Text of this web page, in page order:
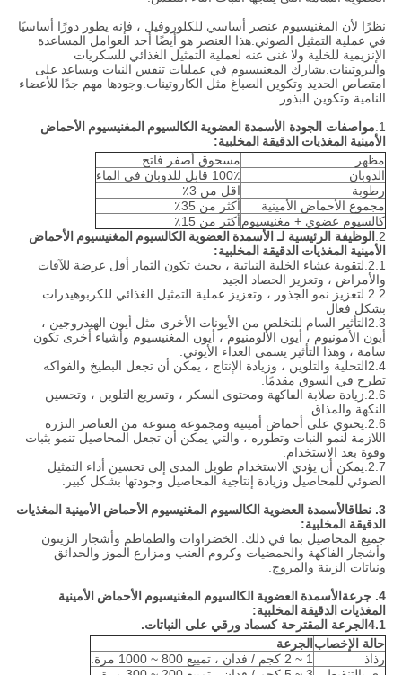
نظرًا لأن المغنيسيوم عنصر أساسي للكلوروفيل ، فإنه يطور دورًا أساسيًا
في عملية التمثيل الضوئي.هذا العنصر هو أيضًا أحد العوامل المساعدة
الإنزيمية للخلية ولا غنى عنه لعملية التمثيل الغذائي للسكريات
والبروتينات.يشارك المغنيسيوم في عمليات تنفس النبات ويساعد على
امتصاص الحديد وتكوين الصباغ مثل الكاروتينات.وجودها مهم جدًا للأعضاء
النامية وتكوين البذور.
1. مواصفات الجودة
الأسمدة العضوية الكالسيوم المغنيسيوم الأحماض
الأمينية المغذيات الدقيقة المخلبية:
مظهر
مسحوق أصفر فاتح
الذوبان
100٪ قابل للذوبان في الماء
رطوبة
اقل من 3٪
مجموع الأحماض الأمينية
أكثر من 35٪
كالسيوم عضوي + مغنيسيومأكثر من 15٪
2. الوظيفة الرئيسية لـ الأسمدة العضوية الكالسيوم المغنيسيوم الأحماض
الأمينية المغذيات الدقيقة المخلبية:
2.1.لتقوية غشاء الخلية النباتية ، بحيث تكون الثمار أقل عرضة للآفات
والأمراض ، وتعزيز الحصاد الجيد
2.2.لتعزيز نمو الجذور ، وتعزيز عملية التمثيل الغذائي للكربوهيدرات
بشكل فعال
2.3التأثير السام للتخلص من الأيونات الأخرى مثل أيون الهيدروجين ،
أيون الأمونيوم ، أيون الألومنيوم ، أيون المغنيسيوم وأشياء أخرى تكون
سامة ، وهذا التأثير يسمى العداء الأيوني.
2.4التحلية والتلوين ، وزيادة الإنتاج ، يمكن أن تجعل البطيخ والفواكه
تطرح في السوق مقدمًا.
2.6.زيادة صلابة الفاكهة ومحتوى السكر ، وتسريع التلوين ، وتحسين
النكهة والمذاق.
2.6.يحتوي على أحماض أمينية ومجموعة متنوعة من العناصر النزرة
اللازمة لنمو النبات وتطوره ، والتي يمكن أن تجعل المحاصيل تنمو بثبات
وقوة بعد الاستخدام.
2.7.يمكن أن يؤدي الاستخدام طويل المدى إلى تحسين أداء التمثيل
الضوئي للمحاصيل وزيادة إنتاجية المحاصيل وجودتها بشكل كبير.
3. نطاق
الأسمدة العضوية الكالسيوم المغنيسيوم الأحماض الأمينية المغذيات
الدقيقة المخلبية:
جميع المحاصيل بما في ذلك: الخضراوات والطماطم وأشجار الزيتون
وأشجار الفاكهة والحمضيات وكروم العنب ومزارع الموز والحدائق
ونباتات الزينة والمروج.
4. جرعة
الأسمدة العضوية الكالسيوم المغنيسيوم الأحماض الأمينية
المغذيات الدقيقة المخلبية:
4.1الجرعة المقترحة كسماد ورقي على النباتات.
حالة الإخصاب الجرعة
رذاذ
1 ~ 2 كجم / فدان ، تمييع 800 ~ 1000 مرة.